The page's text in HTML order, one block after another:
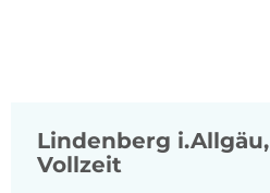
Lindenberg i.Allgäu,
Vollzeit